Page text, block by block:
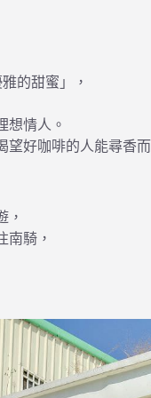
的甜蜜」，
想情人。
望好咖啡的人能尋香
，
南騎，